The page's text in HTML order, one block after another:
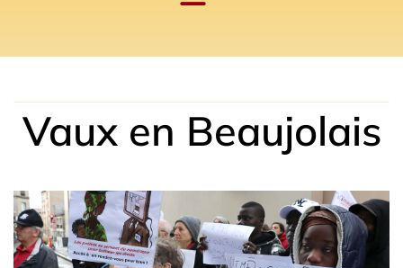
Vaux en Beaujolais